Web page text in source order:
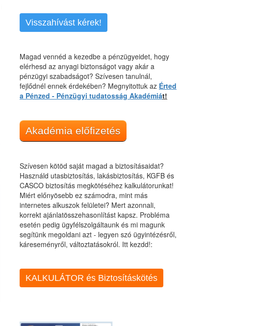
Visszahívást kérek!
Magad vennéd a kezedbe a pénzügyeidet, hogy
elérhesd az anyagi biztonságot vagy akár a
pénzügyi szabadságot? Szívesen tanulnál,
fejlődnél ennek érdekében? Megnyitottuk az Érted
a Pénzed - Pénzügyi tudatosság Akadémiát!
Akadémia előfizetés
Szívesen kötöd saját magad a biztosításaidat?
Használd utasbiztosítás, lakásbiztosítás, KGFB és
CASCO biztosítás megkötéséhez kalkulátorunkat!
Miért előnyösebb ez számodra, mint más
internetes alkuszok felületei? Mert azonnali,
korrekt ajánlatösszehasonlítást kapsz. Probléma
esetén pedig ügyfélszolgáltaunk és mi magunk
segítünk megoldani azt - legyen szó ügyintézésről,
káreseményről, változtatásokról. Itt kezdd!:
KALKULÁTOR és Biztosításkötés